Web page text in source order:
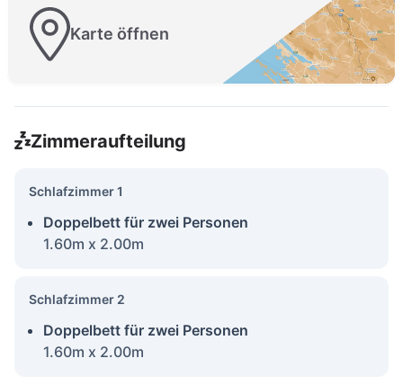
Karte öffnen
Zimmeraufteilung
Schlafzimmer 1
Doppelbett für zwei Personen
1.60m x 2.00m
Schlafzimmer 2
Doppelbett für zwei Personen
1.60m x 2.00m